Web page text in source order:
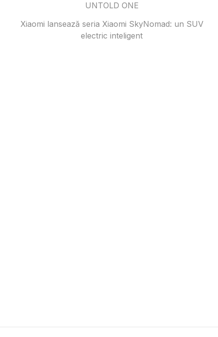
UNTOLD ONE
Xiaomi lansează seria Xiaomi SkyNomad: un SUV
electric inteligent